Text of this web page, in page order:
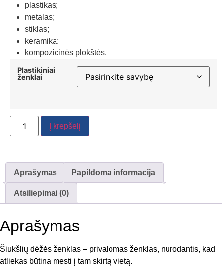
plastikas;
metalas;
stiklas;
keramika;
kompozicinės plokštės.
Plastikiniai
ženklai
Į krepšelį
Aprašymas Papildoma informacija
Atsiliepimai (0)
Aprašymas
Šiukšlių dėžės ženklas – privalomas ženklas, nurodantis, kad
atliekas būtina mesti į tam skirtą vietą.